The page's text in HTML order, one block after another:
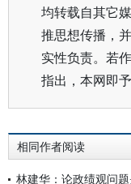
均转载自其它
推思想传播，
实性负责。若
指出，本网即予
相同作者阅读
林建华：论政绩观问